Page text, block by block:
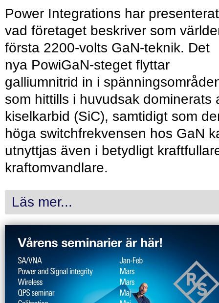
Power Integrations har presenterat
vad företaget beskriver som
första 2200-volts GaN-teknik. Det
nya PowiGaN-steget flyttar
galliumnitrid in i
som hittills i huvudsak dominerats
kiselkarbid (SiC), samtidigt som
höga switchfrekvensen hos GaN
utnyttjas även i betydligt
kraftomvandlare.
Läs mer...